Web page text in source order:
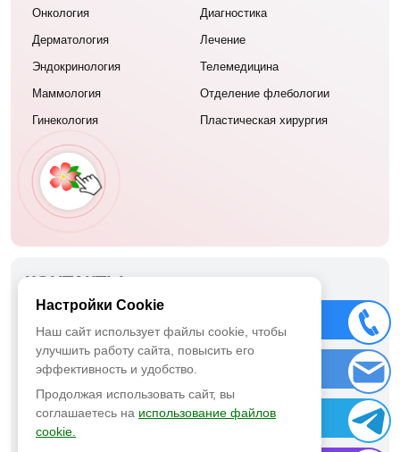
Онкология
Дерматология
Эндокринология
Маммология
Гинекология
Диагностика
Лечение
Телемедицина
Отделение флебологии
Пластическая хирургия
КОНТАКТЫ
ООО «Меланома Юнит»
г. Москва ул. Татищева, дом 15, корпус 1
+7 499 112-03-03
Telegram
Настройки Cookie
Наш сайт использует файлы cookie, чтобы
улучшить работу сайта, повысить его
эффективность и удобство.
Продолжая использовать сайт, вы
соглашаетесь на использование файлов
cookie.